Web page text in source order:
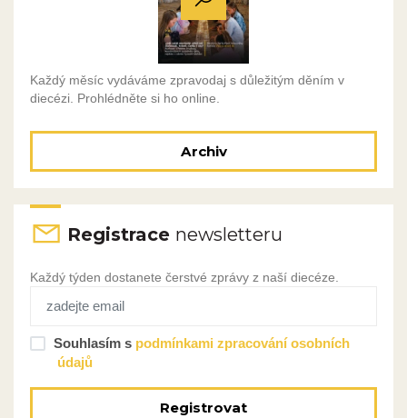
Každý měsíc vydáváme zpravodaj s důležitým děním v
diecézi. Prohlédněte si ho online.
Archiv
Registrace newsletteru
Každý týden dostanete čerstvé zprávy z naší diecéze.
Souhlasím s podmínkami zpracování osobních
údajů
Registrovat